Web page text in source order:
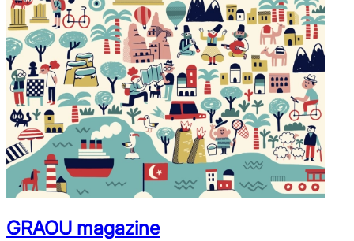
GRAOU magazine